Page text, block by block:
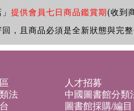
提供會員七日商品鑑賞期(收到
，且商品必須是全新狀態與完
人才招募
法 中國圖書館分類
圖書館採購/編目